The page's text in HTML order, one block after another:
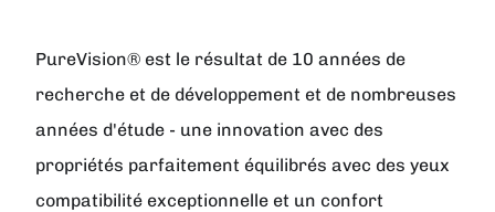
PureVision® est le résultat de 10 années de
recherche et de développement et de nombreuses
années d'étude - une innovation avec des
propriétés parfaitement équilibrés avec des yeux
compatibilité exceptionnelle et un confort